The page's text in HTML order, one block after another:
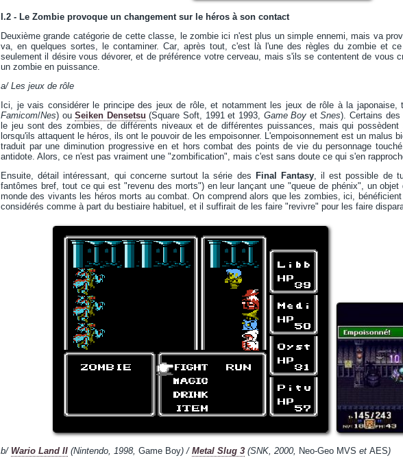
I.2 - Le Zombie provoque un changement sur le héros à son contact
Deuxième grande catégorie de cette classe, le zombie ici n'est plus un simple ennemi, mais va
va, en quelques sortes, le contaminer. Car, après tout, c'est là l'une des règles du zombie et
seulement il désire vous dévorer, et de préférence votre cerveau, mais s'ils se contentent de vous
un zombie en puissance.
a/ Les jeux de rôle
Ici, je vais considérer le principe des jeux de rôle, et notamment les jeux de rôle à la japonaise,
Famicom/Nes) ouSeiken Densetsu (Square Soft, 1991 et 1993, Game Boy etSnes). Certains des
le jeu sont des zombies, de différents niveaux et de différentes puissances, mais qui
lorsqu'ils attaquent le héros, ils ont le pouvoir de les empoisonner. L'empoisonnement est un malus
traduit par une diminution progressive en et hors combat des points de vie du personnage
antidote. Alors, ce n'est pas vraiment une "zombification", mais c'est sans doute ce qui s'en
Ensuite, détail intéressant, qui concerne surtout la série des Final Fantasy, il est possible de
fantômes bref, tout ce qui est "revenu des morts") en leur lançant une "queue de phénix", un
monde des vivants les héros morts au combat. On comprend alors que les zombies, ici,
considérés comme à part du bestiaire habituel, et il suffirait de les faire "revivre" pour les faire
b/ Wario Land II (Nintendo, 1998, Game Boy) / Metal Slug 3 (SNK, 2000, Neo-Geo MVS et AES)